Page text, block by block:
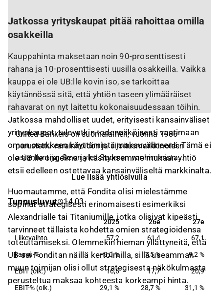
Jatkossa yrityskaupat pitää rahoittaa omilla
osakkeilla
Kauppahinta maksetaan noin 90-prosenttisesti
rahana ja 10-prosenttisesti uusilla osakkeilla. Vaikka
kauppa ei ole UB:lle kovin iso, se tarkoittaa
käytännössä sitä, että yhtiön taseen ylimääräiset
rahavarat on nyt laitettu kokonaisuudessaan töihin.
Jatkossa mahdolliset uudet, erityisesti kansainväliset
yrityskaupat, tulevatkin todennäköisesti vaatimaan
oman osakkeen käyttämistä maksuvälineenä. Tämä ei
ole UB:lle ongelma ja käsityksemme mukaan yhtiö
etsii edelleen ostettavaa kansainväliseltä markkinalta.
Huomautamme, että Fondita olisi mielestämme
sopinut strategisesti erinomaisesti esimerkiksi
Alexandrialle tai Titaniumille, jotka olisivat kipeästi
tarvinneet tällaista kohdetta omien strategioidensa
toteuttamiseksi. Olemmekin hieman yllättyneitä, että
UB sai Fonditan näillä kertoimilla, sillä useamman
muun toimijan olisi ollut strategisesta näkökulmasta
perusteltua maksaa kohteesta korkeampi hinta.
United Bankers on suomalainen, vuonna 1986
perustettu varainhoidon ja sijoitusmarkkinoiden
asiantuntija. Se on yksi Suomen vanhimmista
pankkiryhmistä riippumattomista
varainhoitoyhtiöistä. Konserniin
varainhoitoliiketoimintaan kuuluvat rahastot, täyden
valtakirjan omaisuudenhoito ja strukturoidut
sijoitustuotteet. Rahastoissaan United Bankers on
erikoistunut reaaliomaisuussijoittamisen
ratkaisuihin, kuten metsään, kiinteistöihin,
infrastruktuuriin ja uusiutuvaan energiaan.
Liiketoimintaan kuuluvat myös
pääomamarkkinapalvelut. Yhtiön pääkonttori
sijaitsee Helsingissä.
Lue lisää yhtiösivulla
Tunnusluvut 14.03.
2025 26e 27e
2025 26e 27e
Liikevaihto 57,2 61,4 67,1
kasvu-% −8,0 % 7,5 % 9,2 %
EBIT (oik.) 16,6 17,7 20,9
EBIT-% (oik.) 29,1 % 28,7 % 31,1 %